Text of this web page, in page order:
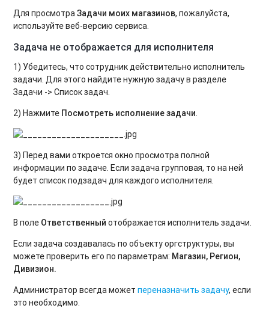
Для просмотраЗадачи моих магазинов, пожалуйста,
используйте веб-версию сервиса.
Задача не отображается для исполнителя
1) Убедитесь, что сотрудник действительно исполнитель
задачи. Для этого найдите нужную задачу в разделе
Задачи -> Список задач.
2) Нажмите Посмотреть исполнение задачи.
3) Перед вами откроется окно просмотра полной
информации по задаче. Если задача групповая, то на ней
будет список подзадач для каждого исполнителя.
В поле Ответственный отображается исполнитель задачи.
Если задача создавалась по объекту оргструктуры, вы
можете проверить его по параметрам: Магазин, Регион,
Дивизион.
Администратор всегда можетпереназначить задачу, если
это необходимо.